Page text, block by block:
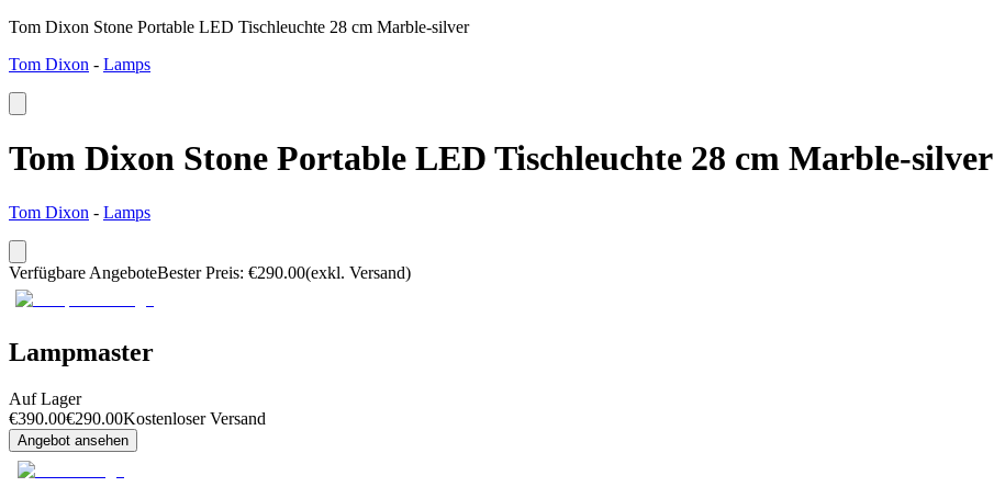
Tom Dixon Stone Portable LED Tischleuchte 28 cm Marble-silver
Tom Dixon - Lamps
Tom Dixon Stone Portable LED Tischleuchte 28 cm Marble-silver
Tom Dixon - Lamps
Verfügbare AngeboteBester Preis: €290.00(exkl. Versand)
Lampmaster
Auf Lager
€390.00€290.00Kostenloser Versand
Angebot ansehen